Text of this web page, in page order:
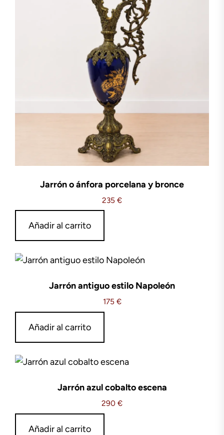
Jarrón o ánfora porcelana y bronce
235 €
Añadir al carrito
Jarrón antiguo estilo Napoleón
175 €
Añadir al carrito
Jarrón azul cobalto escena
290 €
Añadir al carrito